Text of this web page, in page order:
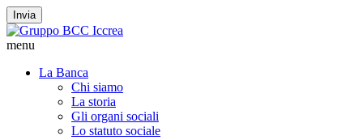
Invia
menu
La Banca
Chi siamo
La storia
Gli organi sociali
Lo statuto sociale